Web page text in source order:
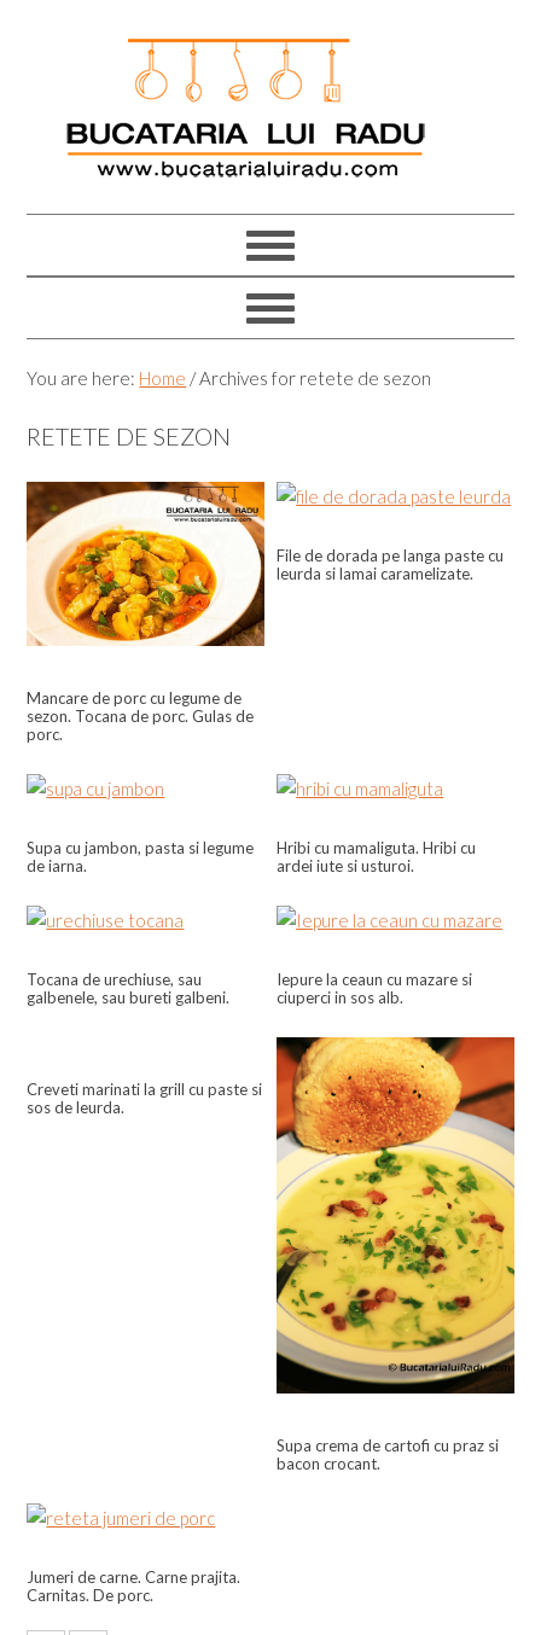
You are here: Home /Archives for retete de sezon
RETETE DE SEZON
Mancare de porc cu legume de
sezon. Tocana de porc. Gulas de
porc.
File de dorada pe langa paste cu
leurda si lamai caramelizate.
Supa cu jambon, pasta si legume
de iarna.
Hribi cu mamaliguta. Hribi cu
ardei iute si usturoi.
Tocana de urechiuse, sau
galbenele, sau bureti galbeni.
Iepure la ceaun cu mazare si
ciuperci in sos alb.
Creveti marinati la grill cu paste si
sos de leurda.
Supa crema de cartofi cu praz si
bacon crocant.
Jumeri de carne. Carne prajita.
Carnitas. De porc.